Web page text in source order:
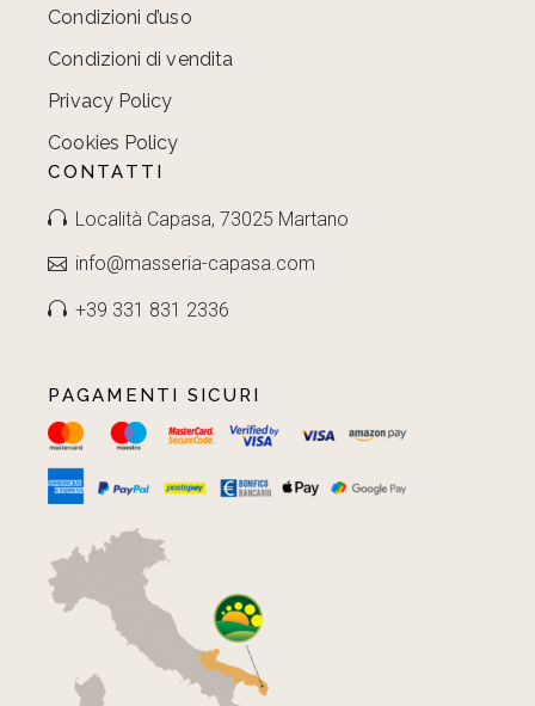
Condizioni d’uso
Condizioni di vendita
Privacy Policy
Cookies Policy
CONTATTI
Località Capasa, 73025 Martano
info@masseria-capasa.com
+39 331 831 2336
PAGAMENTI SICURI